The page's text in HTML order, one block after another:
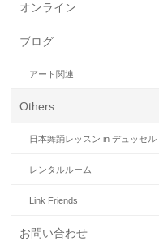
オンライン
ブログ
アート関連
Others
日本舞踊レッスン in デュッセ
レンタルルーム
Link Friends
お問い合わせ